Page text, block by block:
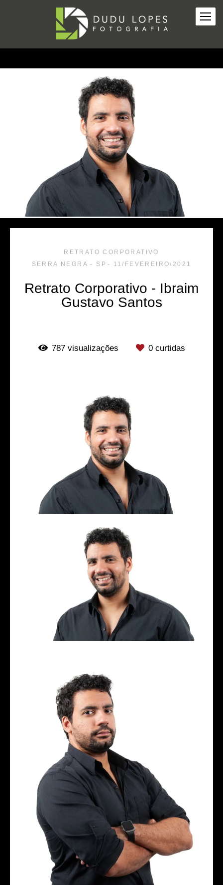
RETRATO CORPORATIVO
SERRA NEGRA - SP
11/FEVEREIRO/2021
Retrato Corporativo - Ibraim
Gustavo Santos
787visualizações 0curtidas